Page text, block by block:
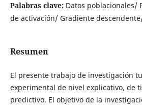
Palabras clave: Datos poblacionales/
de activación/ Gradiente
Resumen
El presente trabajo de investigación
experimental de nivel explicativo, de
predictivo. El objetivo de la